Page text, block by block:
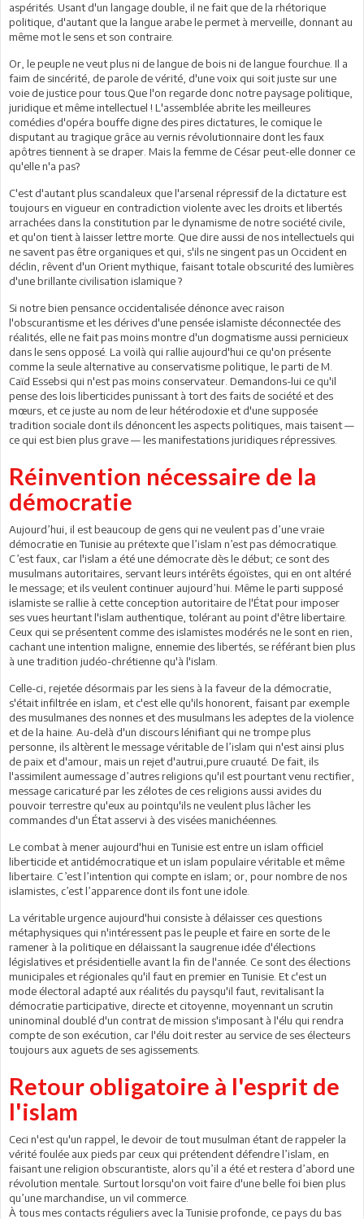
aspérités. Usant d'un langage double, il ne fait que de la rhétorique
politique, d'autant que la langue arabe le permet à merveille, donnant au
même mot le sens et son contraire.
Or, le peuple ne veut plus ni de langue de bois ni de langue fourchue. Il a
faim de sincérité, de parole de vérité, d'une voix qui soit juste sur une
voie de justice pour tous.Que l'on regarde donc notre paysage politique,
juridique et même intellectuel ! L'assemblée abrite les meilleures
comédies d'opéra bouffe digne des pires dictatures, le comique le
disputant au tragique grâce au vernis révolutionnaire dont les faux
apôtres tiennent à se draper. Mais la femme de César peut-elle donner ce
qu'elle n'a pas?
C'est d'autant plus scandaleux que l'arsenal répressif de la dictature est
toujours en vigueur en contradiction violente avec les droits et libertés
arrachées dans la constitution par le dynamisme de notre société civile,
et qu'on tient à laisser lettre morte. Que dire aussi de nos intellectuels qui
ne savent pas être organiques et qui, s'ils ne singent pas un Occident en
déclin, rêvent d'un Orient mythique, faisant totale obscurité des lumières
d'une brillante civilisation islamique ?
Si notre bien pensance occidentalisée dénonce avec raison
l'obscurantisme et les dérives d'une pensée islamiste déconnectée des
réalités, elle ne fait pas moins montre d'un dogmatisme aussi pernicieux
dans le sens opposé. La voilà qui rallie aujourd'hui ce qu'on présente
comme la seule alternative au conservatisme politique, le parti de M.
Caïd Essebsi qui n'est pas moins conservateur. Demandons-lui ce qu'il
pense des lois liberticides punissant à tort des faits de société et des
mœurs, et ce juste au nom de leur hétérodoxie et d'une supposée
tradition sociale dont ils dénoncent les aspects politiques, mais taisent —
ce qui est bien plus grave — les manifestations juridiques répressives.
Réinvention nécessaire de la
démocratie
Aujourd’hui, il est beaucoup de gens qui ne veulent pas d’une vraie
démocratie en Tunisie au prétexte que l’islam n’est pas démocratique.
C’est faux, car l'islam a été une démocrate dès le début; ce sont des
musulmans autoritaires, servant leurs intérêts égoïstes, qui en ont altéré
le message; et ils veulent continuer aujourd’hui. Même le parti supposé
islamiste se rallie à cette conception autoritaire de l'État pour imposer
ses vues heurtant l'islam authentique, tolérant au point d'être libertaire.
Ceux qui se présentent comme des islamistes modérés ne le sont en rien,
cachant une intention maligne, ennemie des libertés, se référant bien plus
à une tradition judéo-chrétienne qu'à l'islam.
Celle-ci, rejetée désormais par les siens à la faveur de la démocratie,
s'était infiltrée en islam, et c'est elle qu'ils honorent, faisant par exemple
des musulmanes des nonnes et des musulmans les adeptes de la violence
et de la haine. Au-delà d'un discours lénifiant qui ne trompe plus
personne, ils altèrent le message véritable de l’islam qui n'est ainsi plus
de paix et d'amour, mais un rejet d'autrui,pure cruauté. De fait, ils
l'assimilent aumessage d’autres religions qu'il est pourtant venu rectifier,
message caricaturé par les zélotes de ces religions aussi avides du
pouvoir terrestre qu'eux au pointqu'ils ne veulent plus lâcher les
commandes d'un État asservi à des visées manichéennes.
Le combat à mener aujourd'hui en Tunisie est entre un islam officiel
liberticide et antidémocratique et un islam populaire véritable et même
libertaire. C’est l’intention qui compte en islam; or, pour nombre de nos
islamistes, c’est l’apparence dont ils font une idole.
La véritable urgence aujourd'hui consiste à délaisser ces questions
métaphysiques qui n'intéressent pas le peuple et faire en sorte de le
ramener à la politique en délaissant la saugrenue idée d'élections
législatives et présidentielle avant la fin de l'année. Ce sont des élections
municipales et régionales qu'il faut en premier en Tunisie. Et c'est un
mode électoral adapté aux réalités du paysqu'il faut, revitalisant la
démocratie participative, directe et citoyenne, moyennant un scrutin
uninominal doublé d'un contrat de mission s'imposant à l'élu qui rendra
compte de son exécution, car l'élu doit rester au service de ses électeurs
toujours aux aguets de ses agissements.
Retour obligatoire à l'esprit de
l'islam
Ceci n'est qu'un rappel, le devoir de tout musulman étant de rappeler la
vérité foulée aux pieds par ceux qui prétendent défendre l’islam, en
faisant une religion obscurantiste, alors qu’il a été et restera d’abord une
révolution mentale. Surtout lorsqu'on voit faire d'une belle foi bien plus
qu’une marchandise, un vil commerce.
À tous mes contacts réguliers avec la Tunisie profonde, ce pays du bas